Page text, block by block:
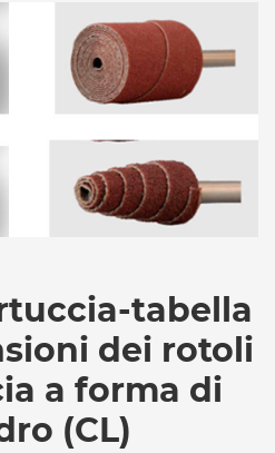
tabella
dei rotoli
a forma di
(CL)